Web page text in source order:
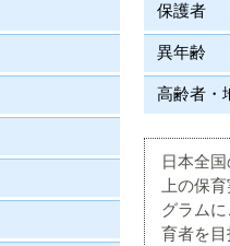
日本全
上の保
グラム
育者を
保護者
異年齢
高齢者・